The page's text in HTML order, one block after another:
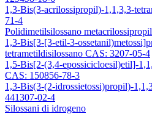
1,3-Bis(3-acrilossipropil)-1,1,3,3-
71-4
Polidimetilsilossano
1,3-Bis[3-[3-etil-3-
tetrametildisilossano CAS: 3207-05-4
1,5-Bis[2-(3,4-epossicicloesil)etil]-
CAS: 150856-78-3
1,3-Bis(3-(2-idrossietossi)propil)-
441307-02-4
Silossani di idrogeno